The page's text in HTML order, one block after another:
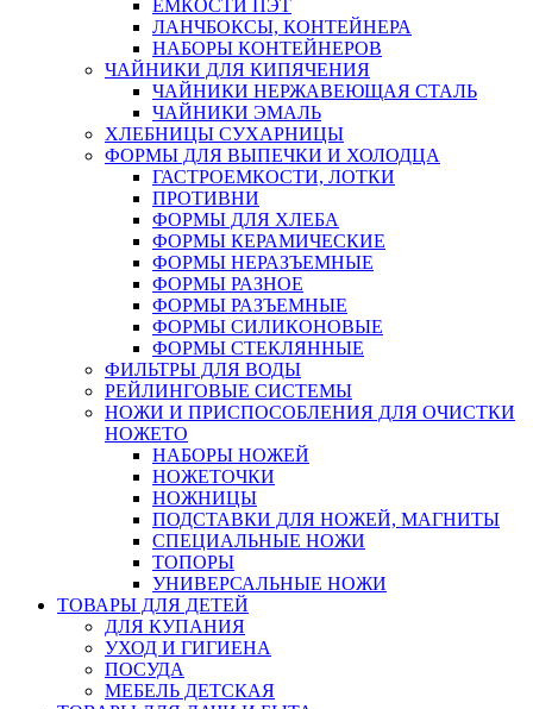
ЕМКОСТИ ПЭТ
ЛАНЧБОКСЫ, КОНТЕЙНЕРА
НАБОРЫ КОНТЕЙНЕРОВ
ЧАЙНИКИ ДЛЯ КИПЯЧЕНИЯ
ЧАЙНИКИ НЕРЖАВЕЮЩАЯ СТАЛЬ
ЧАЙНИКИ ЭМАЛЬ
ХЛЕБНИЦЫ СУХАРНИЦЫ
ФОРМЫ ДЛЯ ВЫПЕЧКИ И ХОЛОДЦА
ГАСТРОЕМКОСТИ, ЛОТКИ
ПРОТИВНИ
ФОРМЫ ДЛЯ ХЛЕБА
ФОРМЫ КЕРАМИЧЕСКИЕ
ФОРМЫ НЕРАЗЪЕМНЫЕ
ФОРМЫ РАЗНОЕ
ФОРМЫ РАЗЪЕМНЫЕ
ФОРМЫ СИЛИКОНОВЫЕ
ФОРМЫ СТЕКЛЯННЫЕ
ФИЛЬТРЫ ДЛЯ ВОДЫ
РЕЙЛИНГОВЫЕ СИСТЕМЫ
НОЖИ И ПРИСПОСОБЛЕНИЯ ДЛЯ ОЧИСТКИ
НОЖЕТО
НАБОРЫ НОЖЕЙ
НОЖЕТОЧКИ
НОЖНИЦЫ
ПОДСТАВКИ ДЛЯ НОЖЕЙ, МАГНИТЫ
СПЕЦИАЛЬНЫЕ НОЖИ
ТОПОРЫ
УНИВЕРСАЛЬНЫЕ НОЖИ
ТОВАРЫ ДЛЯ ДЕТЕЙ
ДЛЯ КУПАНИЯ
УХОД И ГИГИЕНА
ПОСУДА
МЕБЕЛЬ ДЕТСКАЯ